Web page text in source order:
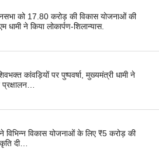
को 17.80 करोड़ की विकास योजनाओं की
धामी ने किया लोकार्पण-शिलान्यास.
कांवड़ियों पर पुष्पवर्षा, मुख्यमंत्री धामी ने
विभिन्न विकास योजनाओं के लिए ₹5 करोड़ की
दी…